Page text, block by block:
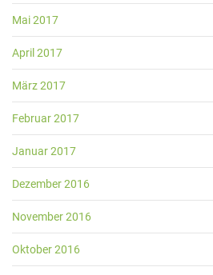
Mai 2017
April 2017
März 2017
Februar 2017
Januar 2017
Dezember 2016
November 2016
Oktober 2016